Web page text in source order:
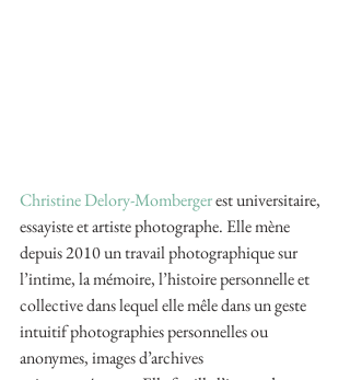
Christine Delory-Momberger est universitaire,
essayiste et artiste photographe. Elle mène
depuis 2010 un travail photographique sur
l’intime, la mémoire, l’histoire personnelle et
collective dans lequel elle mêle dans un geste
intuitif photographies personnelles ou
anonymes, images d’archives